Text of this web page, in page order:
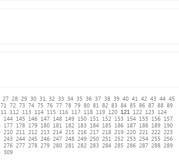
27 28 29 30 31 32 33 34 35 36 37 38 39 40 41 42 43 44 45
71 72 73 74 75 76 77 78 79 80 81 82 83 84 85 86 87 88 89
112 113 114 115 116 117 118 119 120 121 122 123
124
144 145 146 147 148 149 150 151 152 153 154 155 156 157
177 178 179 180 181 182 183 184 185 186 187 188 189 190
210 211 212 213 214 215 216 217 218 219 220 221 222
223
243 244 245 246 247 248 249 250 251 252 253 254 255
256
276 277 278 279 280 281 282 283 284 285 286 287 288 289
309